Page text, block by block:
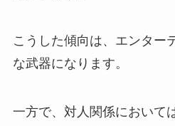
こうした傾向は、エンター
な武器になります。
一方で、対人関係において